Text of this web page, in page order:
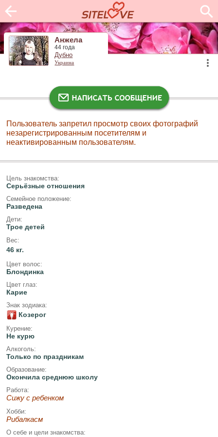
Анжела
44 года
Дубно
Украина
Пользователь запретил просмотр своих фотографий
незарегистрированным посетителям и
неактивированным пользователям.
Цель знакомства:
Серьёзные отношения
Семейное положение:
Разведена
Дети:
Трое детей
Вес:
46 кг.
Цвет волос:
Блондинка
Цвет глаз:
Карие
Знак зодиака:
Козерог
Курение:
Не курю
Алкоголь:
Только по праздникам
Образование:
Окончила среднюю школу
Работа:
Сижу с ребенком
Хобби:
Рибалкасм
О себе и цели знакомства: